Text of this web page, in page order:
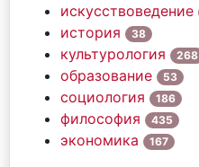
искусствоведение
история 38
культурология 268
образование 53
социология 186
философия 435
экономика 167